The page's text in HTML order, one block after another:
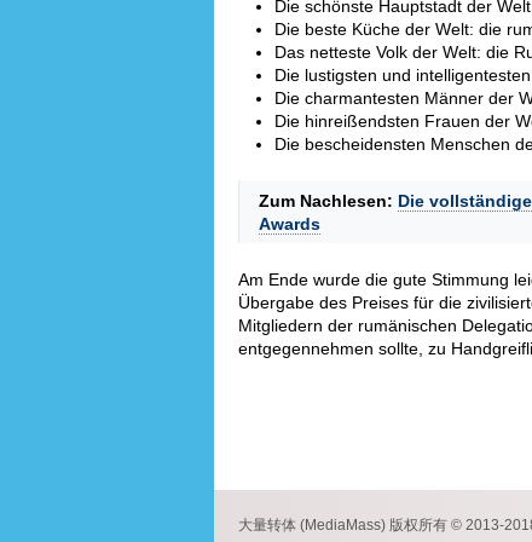
Die schönste Hauptstadt der
Die beste Küche der Welt: die
Das netteste Volk der Welt: die
Die lustigsten und
Die charmantesten Männer der
Die hinreißendsten Frauen der
Die bescheidensten Menschen
Zum Nachlesen: Die
Awards
Am Ende wurde die gute Stimmung
Übergabe des Preises für die
Mitgliedern der rumänischen
entgegennehmen sollte, zu
大量转体 (MediaMass) 版权所有 © 2013-